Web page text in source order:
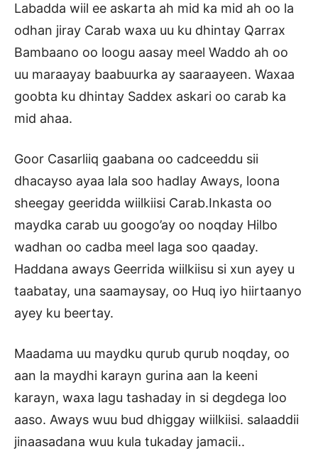
Labadda wiil ee askarta ah mid ka mid ah oo la
odhan jiray Carab waxa uu ku dhintay Qarrax
Bambaano oo loogu aasay meel Waddo ah oo
uu maraayay baabuurka ay saaraayeen. Waxaa
goobta ku dhintay Saddex askari oo carab ka
mid ahaa.
Goor Casarliiq gaabana oo cadceeddu sii
dhacayso ayaa lala soo hadlay Aways, loona
sheegay geeridda wiilkiisi Carab.Inkasta oo
maydka carab uu googo’ay oo noqday Hilbo
wadhan oo cadba meel laga soo qaaday.
Haddana aways Geerrida wiilkiisu si xun ayey u
taabatay, una saamaysay, oo Huq iyo hiirtaanyo
ayey ku beertay.
Maadama uu maydku qurub qurub noqday, oo
aan la maydhi karayn gurina aan la keeni
karayn, waxa lagu tashaday in si degdega loo
aaso. Aways wuu bud dhiggay wiilkiisi. salaaddii
jinaasadana wuu kula tukaday jamacii..